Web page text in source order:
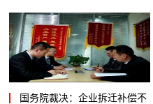
国务院裁决：企业拆迁补偿不